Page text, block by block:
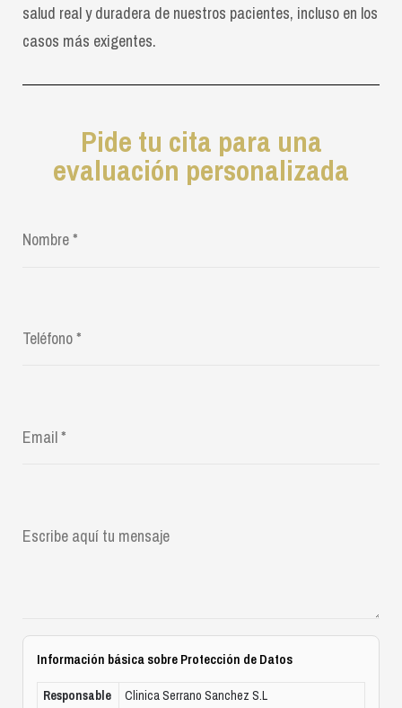
salud real y duradera de nuestros pacientes, incluso en los
casos más exigentes.
Pide tu cita para una
evaluación personalizada
Información básica sobre Protección de Datos
Responsable
Clinica Serrano Sanchez S.L